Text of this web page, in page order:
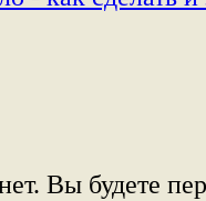
Вы будете